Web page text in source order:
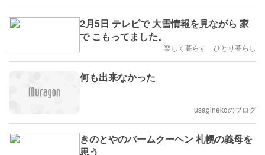
2月5日 テレビで 大雪情報を見ながら 家
で こもってました。
楽しく暮らす ひとり暮らし
何も出来なかった
usaginekoのブログ
きのとやのバームクーヘン 札幌の義母を
思う